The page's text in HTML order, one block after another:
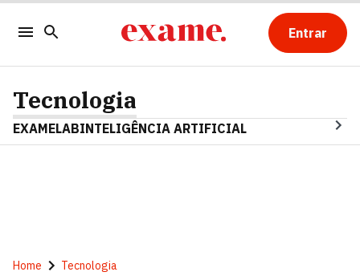
Entrar
Tecnologia
EXAMELABINTELIGÊNCIA ARTIFICIAL
Home Tecnologia